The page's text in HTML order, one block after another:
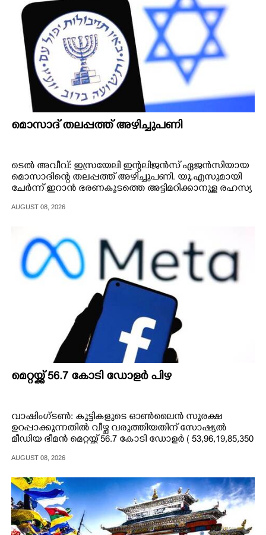
മൊസാദ് തലപ്പത്ത് അഴിച്ചുപണി
ടെൽ അവീവ്: ഇസ്രയേലി ഇന്റലിജൻസ് ഏജൻസിയായ
മൊസാദിന്റെ തലപ്പത്ത് അഴിച്ചുപണി. യു.എസുമായി
ചേർന്ന് ഇറാൻ ഭരണകൂടത്തെ അട്ടിമറിക്കാനുള്ള രഹസ്യ
ഓഫീസർമാരെ മൊസാദ് മേധാവി റോമൻ ഗോഫ്‌മാൻ
AUGUST 08, 2026
മെറ്റയ്ക്ക് 56.7 കോടി ഡോളർ പിഴ
വാഷിംഗ്ടൺ: കുട്ടികളുടെ ഓൺലൈൻ സുരക്ഷ
ഉറപ്പാക്കുന്നതിൽ വീഴ്ച വരുത്തിയതിന് സോഷ്യൽ
മീഡിയ ഭീമൻ മെറ്റയ്ക്ക് 56.7 കോടി ഡോളർ ( 53,96,19,85,350
AUGUST 08, 2026